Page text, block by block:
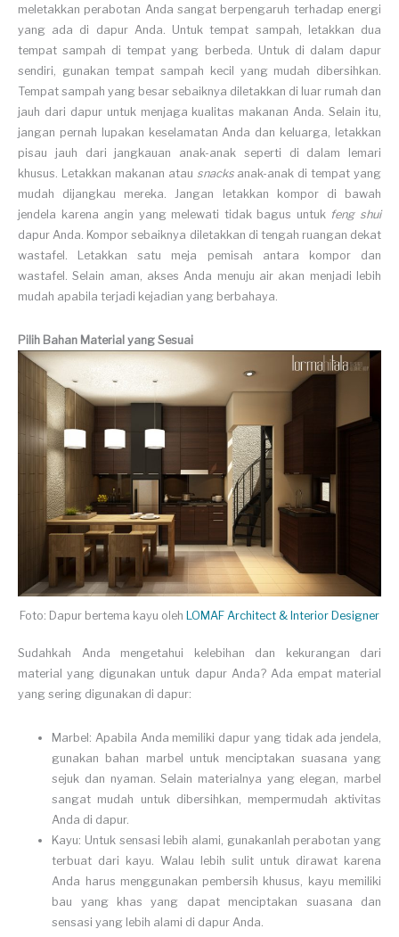
meletakkan perabotan Anda sangat berpengaruh terhadap energi
yang ada di dapur Anda. Untuk tempat sampah, letakkan dua
tempat sampah di tempat yang berbeda. Untuk di dalam dapur
sendiri, gunakan tempat sampah kecil yang mudah dibersihkan.
Tempat sampah yang besar sebaiknya diletakkan di luar rumah dan
jauh dari dapur untuk menjaga kualitas makanan Anda. Selain itu,
jangan pernah lupakan keselamatan Anda dan keluarga, letakkan
pisau jauh dari jangkauan anak-anak seperti di dalam lemari
khusus. Letakkan makanan atau snacksanak-anak di tempat yang
mudah dijangkau mereka. Jangan letakkan kompor di bawah
jendela karena angin yang melewati tidak bagus untuk feng shui
dapur Anda. Kompor sebaiknya diletakkan di tengah ruangan dekat
wastafel. Letakkan satu meja pemisah antara kompor dan
wastafel. Selain aman, akses Anda menuju air akan menjadi lebih
mudah apabila terjadi kejadian yang berbahaya.
Pilih Bahan Material yang Sesuai
Foto: Dapur bertema kayu oleh LOMAF Architect & Interior Designer
Sudahkah Anda mengetahui kelebihan dan kekurangan dari
material yang digunakan untuk dapur Anda? Ada empat material
yang sering digunakan di dapur:
Marbel: Apabila Anda memiliki dapur yang tidak ada jendela,
gunakan bahan marbel untuk menciptakan suasana yang
sejuk dan nyaman. Selain materialnya yang elegan, marbel
sangat mudah untuk dibersihkan, mempermudah aktivitas
Anda di dapur.
Kayu: Untuk sensasi lebih alami, gunakanlah perabotan yang
terbuat dari kayu. Walau lebih sulit untuk dirawat karena
Anda harus menggunakan pembersih khusus, kayu memiliki
bau yang khas yang dapat menciptakan suasana dan
sensasi yang lebih alami di dapur Anda.